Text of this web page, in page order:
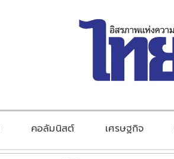
คอลัมนิสต์ เศรษฐกิจ